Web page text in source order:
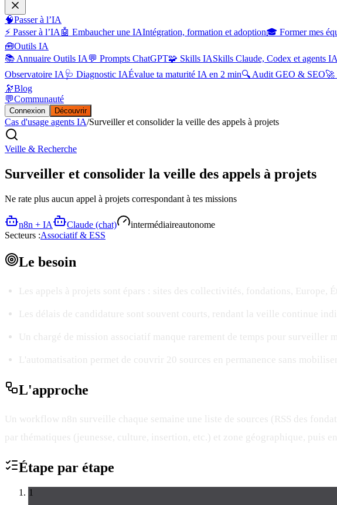
🧠Passer à l’IA
⚡ Passer à l’IA 🤖 Embaucher une IAIntégration, formation et adoption🎓 Former mes
🧰Outils IA
📚 Annuaire Outils IA 💬 Prompts ChatGPT🧩 Skills IASkills Claude, Codex et agents IA
Observatoire IA 🩺 Diagnostic IAÉvalue ta maturité IA en 2 min🔍 Audit GEO & SEO🚀
🔭Blog
💬Communauté
Connexion Découvrir
Cas d'usage agents IA/Surveiller et consolider la veille des appels à projets
Veille & Recherche
Surveiller et consolider la veille des appels à projets
Ne rate plus aucun appel à projets correspondant à tes missions
n8n + IA Claude (chat) intermédiaireautonome
Secteurs :Associatif & ESS
Le besoin
Les appels à projets sont épars : sites des collectivités, fondations, Europe,
Les délais de candidature sont souvent courts, rendant la veille continue
Un chargé de mission associatif manque rarement de temps pour surveiller
L'automatisation permet de couvrir 20 sources en permanence sans
L'approche
Un workflow n8n surveille chaque semaine une liste de sources (RSS des
par thématiques (jeunesse, culture, insertion, etc.) et zone géographique, puis
Étape par étape
1